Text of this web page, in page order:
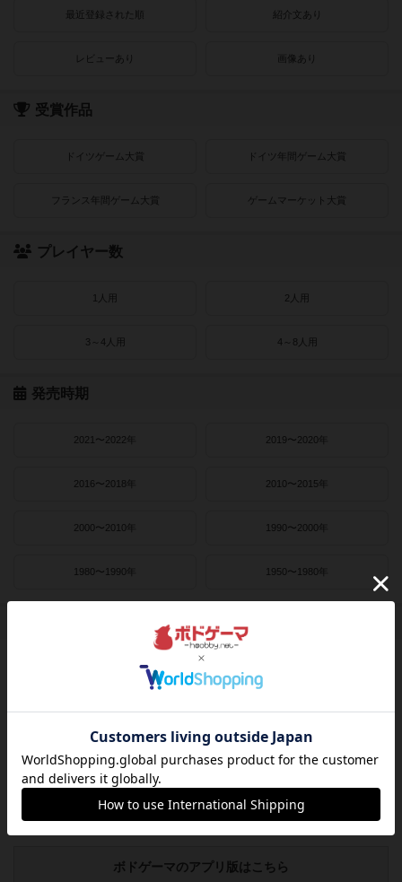
最近登録された順 紹介文あり
レビューあり 画像あり
受賞作品
ドイツゲーム大賞 ドイツ年間ゲーム大賞
フランス年間ゲーム大賞 ゲームマーケット大賞
プレイヤー数
1人用 2人用
3～4人用 4～8人用
発売時期
2021〜2022年 2019〜2020年
2016〜2018年 2010〜2015年
2000〜2010年 1990〜2000年
1980〜1990年 1950〜1980年
ライナー・クニツィア
ヴォルフガング・クラマー ウヴェ・ローゼンベルク
フリードマン・フリーゼ カナイセイジ
クレメンス・フランツ クリス・キリアムス
ボドゲーマのアプリ版はこちら